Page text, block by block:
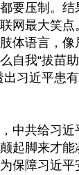
要压制。
网最大笑
体语言，
自我“拔苗
出习近平患
中共给习
起脚来才能
保障习近